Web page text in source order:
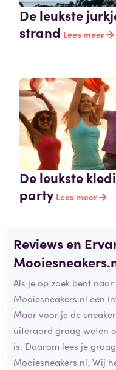
De leukste
strand Lees meer
De leukste
party Lees meer
Reviews en
Als je op zoek bent
Mooiesneakers.nl een
Maar voor je de
uiteraard graag weten
is. Daarom lees je
Mooiesneakers.nl. Wij